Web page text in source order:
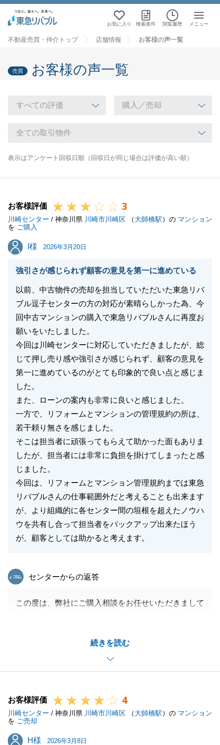
お気に入り 検索条件 閲覧履歴 メニュー
不動産売買・仲介トップ 店舗情報 お客様の声一覧
売買 お客様の声一覧
表示はアンケート回収日順（回収日が同じ場合は評価が高い順）
お客様評価 3
川崎センター / 神奈川県 川崎市川崎区 （大師橋駅）の マンション
を ご購入
I様
I様 2026年3月20日
強引さが感じられず顧客の意見を第一に進めている
以前、中古物件の売却を担当していただいた東急リバ
ブル逗子センターの方の対応が素晴らしかった為、今
回中古マンションの購入で東急リバブルさんに再度お
願いをいたしました。
今回は川崎センターに対応していただきましたが、総
じて押し売り感や強引さが感じられず、顧客の意見を
第一に進めているのがとても印象的で良い点と感じま
した。
また、ローンの案内も非常に良いと感じました。
一方で、リフォームとマンションの管理規約の所は、
若干頼り無さを感じました。
そこは担当者に頑張ってもらえて助かった面もありま
したが、担当者には非常に負担を掛けてしまったと感
じました。
今回は、リフォームとマンション管理規約までは東急
リバブルさんの仕事範囲外だと考えることも出来ます
が、より組織的に各センター間の垣根を超えたノウハ
ウを共有し合って担当者をバックアップ出来たほう
が、顧客としては助かると考えます。
続きを読む
東急リバブル
センターからの返答
この度は、弊社にご購入相談をお任せいただきまして
いただき大変うれしく感じております。
至らぬ点もあったかと存じますが、ご依頼事項に対し
て快くご協力いただきましてありがとうございまし
引き続き、お困りごと等ございましたら何なりとお申
し付けくださいませ。
お客様評価 4
川崎センター / 神奈川県 川崎市川崎区 （大師橋駅）の マンション
を ご売却
H様
H様 2026年3月8日